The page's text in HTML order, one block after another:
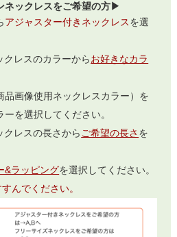
ネックレスをご希望の方▶
アジャスター付きネックレス を選
レスのカラーから お好きなカラ
品画像使用ネックレスカラー）を
を選択してください。
レスの長さから ご希望の長さ を
&ラッピングを選択してください。
んでください。